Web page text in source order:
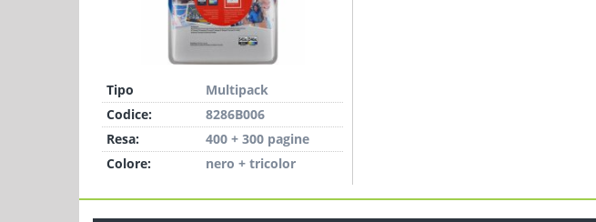
Tipo
Multipack
Codice:
8286B006
Resa:
400 + 300 pagine
Colore:
nero + tricolor